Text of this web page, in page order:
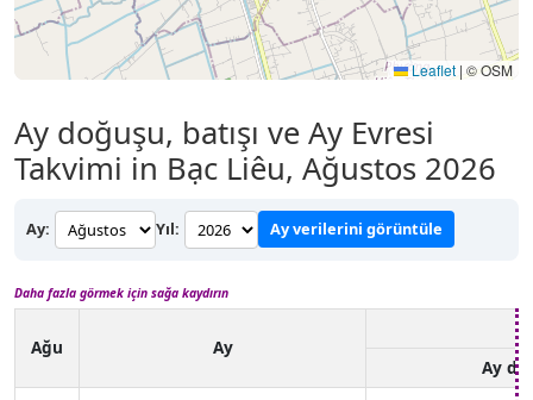
Leaflet | © OSM
Ay doğuşu, batışı ve Ay Evresi
Takvimi in Bạc Liêu, Ağustos 2026
Ay: Yıl: Ay verilerini görüntüle
Daha fazla görmek için sağa kaydırın
Ağu
Ay
Ay